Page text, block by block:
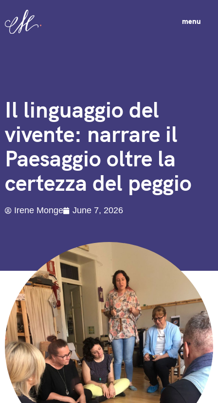
menu
Il linguaggio del
vivente: narrare il
Paesaggio oltre la
certezza del peggio
Irene Monge June 7, 2026